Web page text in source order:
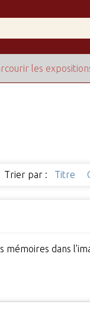
les
Trier par : Titre
mémoires dans